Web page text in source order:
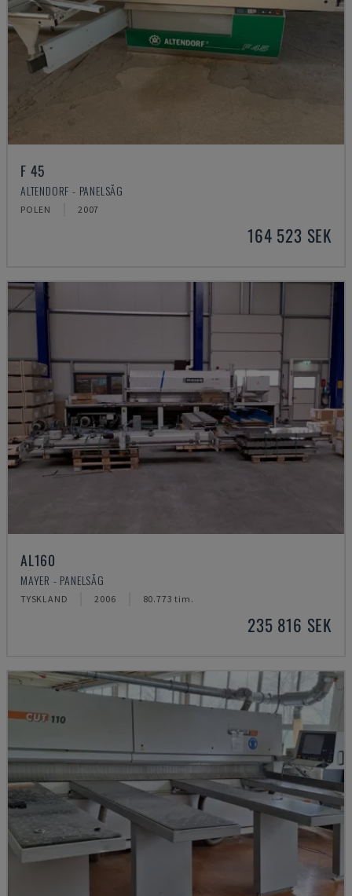
F 45
ALTENDORF - PANELSÅG
POLEN 2007
164 523 SEK
AL160
MAYER - PANELSÅG
TYSKLAND 2006 80.773 tim.
235 816 SEK